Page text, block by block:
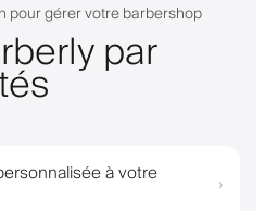
pour gérer votre barbershop
par
à votre
›